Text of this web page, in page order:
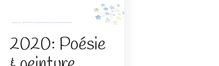
2020: Poésie